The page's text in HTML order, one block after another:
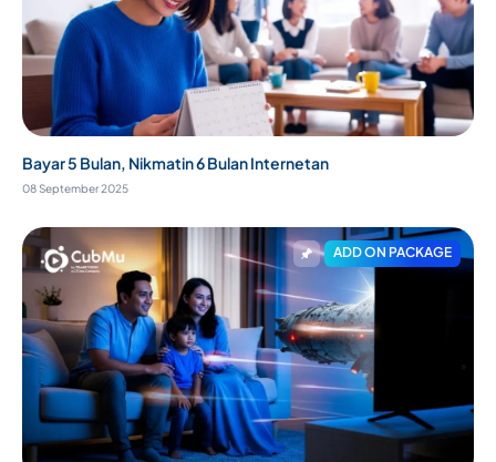
Bayar 5 Bulan, Nikmatin 6 Bulan Internetan
08 September 2025
ADD ON PACKAGE